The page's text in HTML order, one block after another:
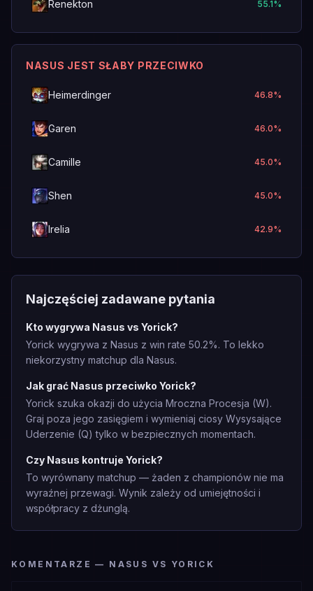
Renekton 55.1%
NASUS JEST SŁABY PRZECIWKO
Heimerdinger 46.8%
Garen 46.0%
Camille 45.0%
Shen 45.0%
Irelia 42.9%
Najczęściej zadawane pytania
Kto wygrywa Nasus vs Yorick?
Yorick wygrywa z Nasus z win rate 50.2%. To lekko
niekorzystny matchup dla Nasus.
Jak grać Nasus przeciwko Yorick?
Yorick szuka okazji do użycia Mroczna Procesja (W).
Graj poza jego zasięgiem i wymieniaj ciosy Wysysające
Uderzenie (Q) tylko w bezpiecznych momentach.
Czy Nasus kontruje Yorick?
To wyrównany matchup — żaden z championów nie ma
wyraźnej przewagi. Wynik zależy od umiejętności i
współpracy z dżunglą.
KOMENTARZE — NASUS VS YORICK